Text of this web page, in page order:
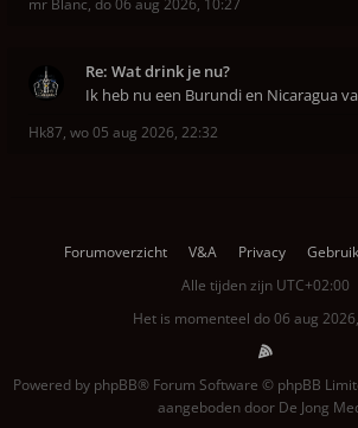
mr Blanc, do 06 aug 2026, 10:27
Re: Wat drink je nu?
Ik heb nu een Burundi en Nicaragua
Hk87, wo 05 aug 2026, 22:32
Forumoverzicht V&A Privacy
Alle tijden zijn UTC+02:00
Het is momenteel do 06 aug
Powered by phpBB® Forum Software © phpBB
aangeboden door De Jong